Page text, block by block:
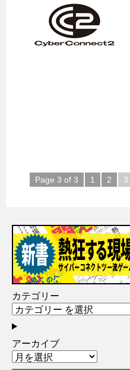
Page 3 of 3 1 2 3
カテゴリー
アーカイブ